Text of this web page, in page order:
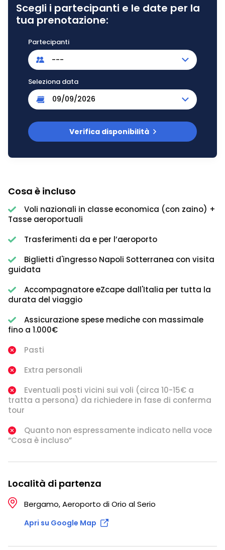
Scegli i partecipanti e le date per la
tua prenotazione:
Partecipanti
---
Seleziona data
Verifica disponibilità
Cosa è incluso
Voli nazionali in classe economica (con zaino) +
Tasse aeroportuali
Trasferimenti da e per l’aeroporto
Biglietti d'ingresso Napoli Sotterranea con visita
guidata
Accompagnatore eZcape dall'Italia per tutta la
durata del viaggio
Assicurazione spese mediche con massimale
fino a 1.000€
Pasti
Extra personali
Eventuali posti vicini sui voli (circa 10-15€ a
tratta a persona) da richiedere in fase di conferma
tour
Quanto non espressamente indicato nella voce
“Cosa è incluso”
Località di partenza
Bergamo, Aeroporto di Orio al Serio
Apri su Google Map